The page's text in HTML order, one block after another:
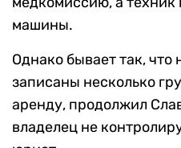
машины.
Однако бывает так, что
записаны несколько
аренду, продолжил
владелец не